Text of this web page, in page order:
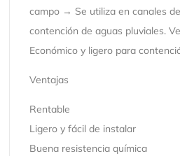
campo → Se utiliza en canales
contención de aguas pluviales.
Económico y ligero para
Ventajas
Rentable
Ligero y fácil de instalar
Buena resistencia química